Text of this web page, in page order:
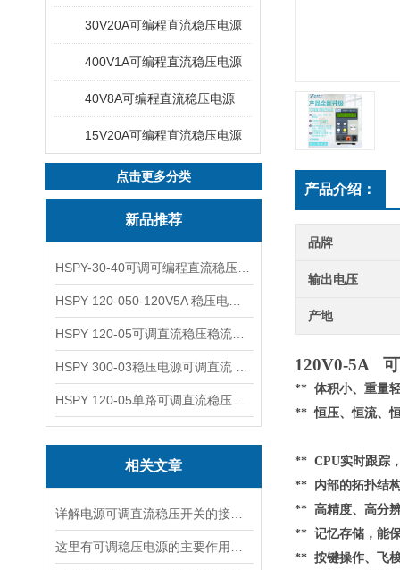
30V20A可编程直流稳压电源
400V1A可编程直流稳压电源
40V8A可编程直流稳压电源
15V20A可编程直流稳压电源
点击更多分类
新品推荐
相关文章
产品介绍：
品牌
输出电压
产地
120V0-5A
** 体积小、重量
** 恒压、恒流、
** CPU实时跟踪
** 内部的拓扑结
** 高精度、高分
** 记忆存储，能
** 按键操作、飞